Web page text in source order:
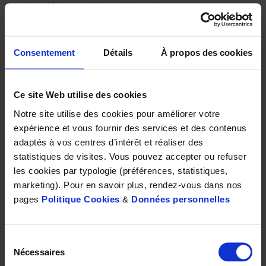
Consentement Détails À propos des cookies
Ce site Web utilise des cookies
Notre site utilise des cookies pour améliorer votre
expérience et vous fournir des services et des contenus
adaptés à vos centres d’intérêt et réaliser des
statistiques de visites. Vous pouvez accepter ou refuser
les cookies par typologie (préférences, statistiques,
marketing). Pour en savoir plus, rendez-vous dans nos
pages Politique Cookies & Données personnelles
Nécessaires
peut ainsi faire part de sa douleur et en communiquer son
intensité, mais également alerter sur sa faim ou sa soif, ou
l’aide…
Dépister et soigner des troubles
neurologiques et psychiatriques
La médecine utilise aussi l’oculométriepour mieux
appréhender et dépister certaines maladies
neurologiques ou psychiatriques. On sait maintenant
que le parcours du regard a un sens et que des
comportements d’exploration visuelle différents ou
atypiques peuvent être le signe précoce d’une maladie
comme Alzheimer, Parkinson, d’un trouble schizophrénique
quelques mois devant des images projetées sur un écran,